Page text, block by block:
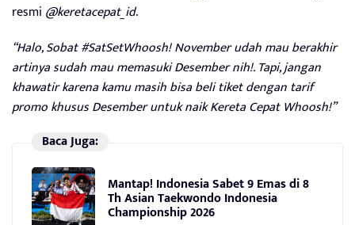
resmi @keretacepat_id.
“Halo, Sobat #SatSetWhoosh! November udah mau berakhir
artinya sudah mau memasuki Desember nih!. Tapi, jangan
khawatir karena kamu masih bisa beli tiket dengan tarif
promo khusus Desember untuk naik Kereta Cepat Whoosh!”
Baca Juga:
Mantap! Indonesia Sabet 9 Emas di 8
Th Asian Taekwondo Indonesia
Championship 2026